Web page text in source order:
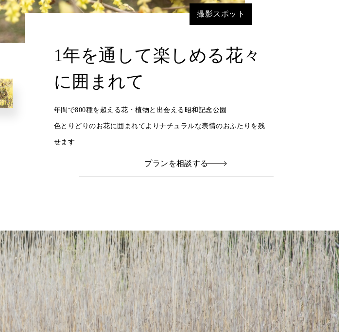
撮影スポット
1年を通して楽しめる花々
に囲まれて
年間で800種を超える花・植物と出会える昭和記念公園
色とりどりのお花に囲まれてよりナチュラルな表情のおふたりを残
せます
プランを相談する